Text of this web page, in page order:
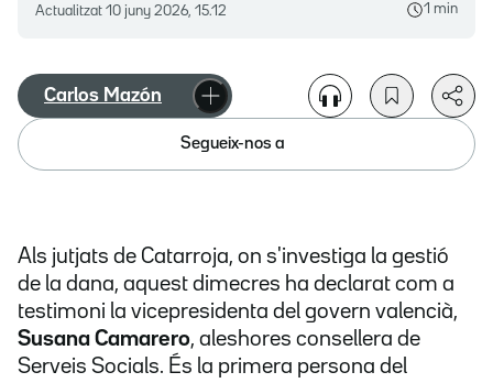
Actualitzat 10 juny 2026, 15.12 1 min
Carlos Mazón
Segueix-nos a
Als jutjats de Catarroja, on s'investiga la gestió
de la dana, aquest dimecres ha declarat com a
testimoni la vicepresidenta del govern valencià,
Susana Camarero, aleshores consellera de
Serveis Socials. És la primera persona del